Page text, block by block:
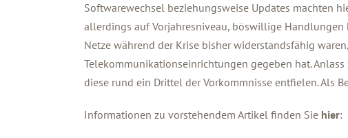
Softwarewechsel beziehungsweise Updates machten
allerdings auf Vorjahresniveau, böswillige
Netze während der Krise bisher widerstandsfähig
Telekommunikationseinrichtungen gegeben hat.
diese rund ein Drittel der Vorkommnisse entfielen. Als
Informationen zu vorstehendem Artikel finden Sie hier: